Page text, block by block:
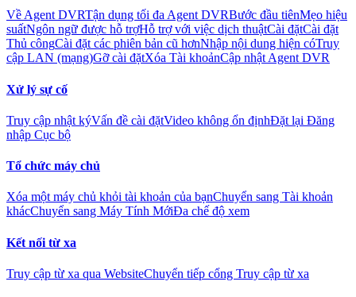
Về Agent DVRTận dụng tối đa Agent DVRBước đầu tiênMẹo hiệu
suấtNgôn ngữ được hỗ trợHỗ trợ với việc dịch thuậtCài đặtCài đặt
Thủ côngCài đặt các phiên bản cũ hơnNhập nội dung hiện cóTruy
cập LAN (mạng)Gỡ cài đặtXóa Tài khoảnCập nhật Agent DVR
Xử lý sự cố
Truy cập nhật kýVấn đề cài đặtVideo không ổn địnhĐặt lại Đăng
nhập Cục bộ
Tổ chức máy chủ
Xóa một máy chủ khỏi tài khoản của bạnChuyển sang Tài khoản
khácChuyển sang Máy Tính MớiĐa chế độ xem
Kết nối từ xa
Truy cập từ xa qua WebsiteChuyển tiếp cổng Truy cập từ xa